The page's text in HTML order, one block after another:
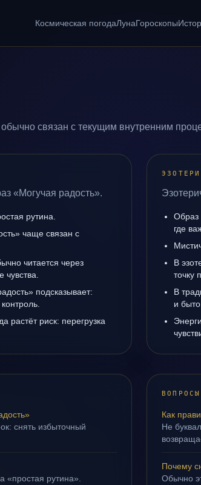
Космическая погодаЛунаГороскопы
связан с текущим внутренним
«Могучая радость».
рутина.
чаще связан с
читается через
подсказывает:
растёт риск: перегрузка
Образ
где
В
точку
В
и
снять избыточный
«простая рутина».
ВОПРОСЫ
Как
Не
Почему
Обычно